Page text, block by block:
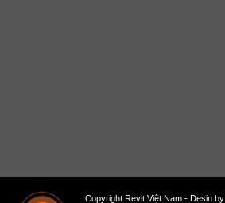
Copyright Revit Việt Nam - Desin by